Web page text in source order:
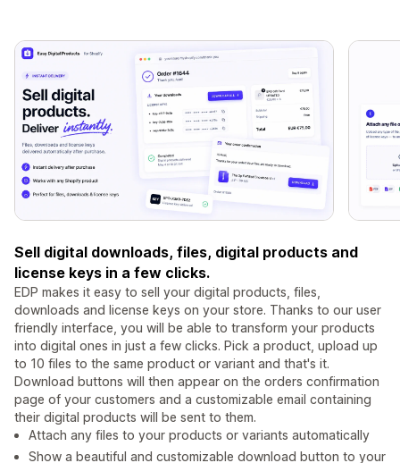
Sell digital downloads, files, digital products and
license keys in a few clicks.
EDP makes it easy to sell your digital products, files,
downloads and license keys on your store. Thanks to our user
friendly interface, you will be able to transform your products
into digital ones in just a few clicks. Pick a product, upload up
to 10 files to the same product or variant and that's it.
Download buttons will then appear on the orders confirmation
page of your customers and a customizable email containing
their digital products will be sent to them.
Attach any files to your products or variants automatically
Show a beautiful and customizable download button to your